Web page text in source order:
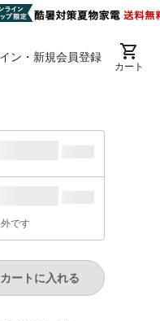
ン・新規会員登録
カート
です
カートに入れる